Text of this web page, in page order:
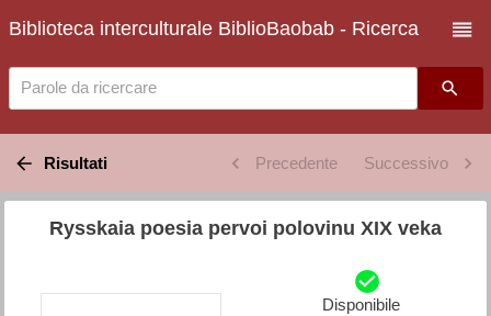
Biblioteca interculturale BiblioBaobab - Ricerca
Parole da ricercare
Risultati Precedente Successivo
Rysskaia poesia pervoi polovinu XIX veka
Disponibile